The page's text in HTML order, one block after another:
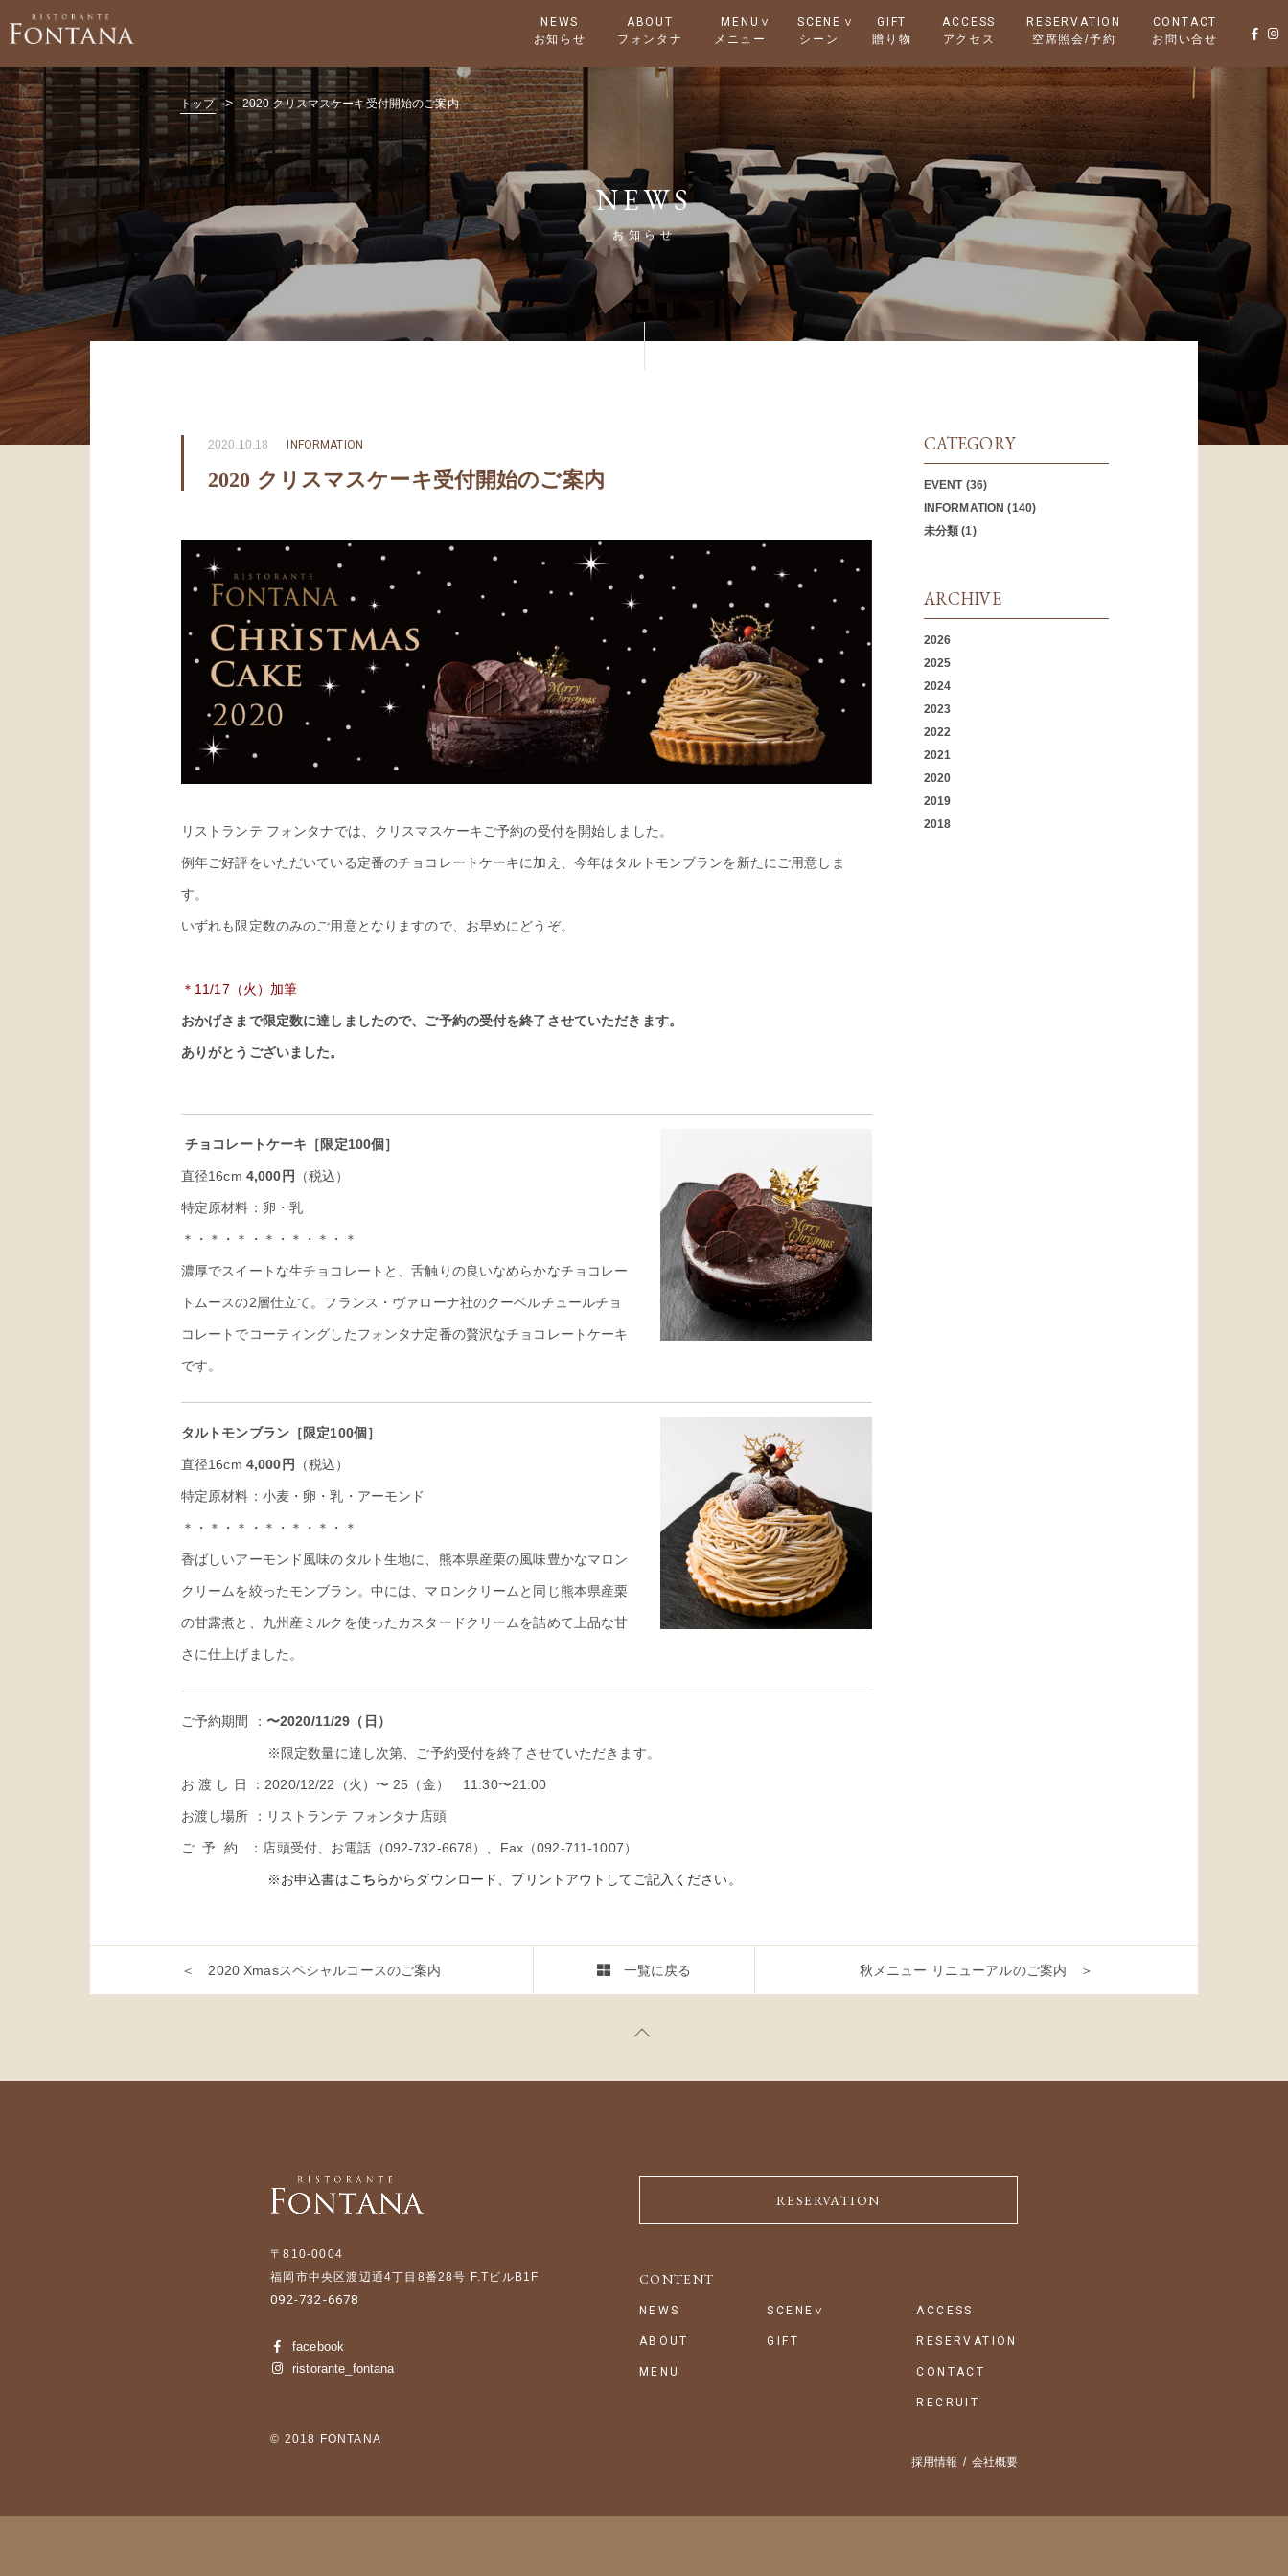
NEWS ABOUT MENU SCENE GIFT ACCESS RESERVATION CONTACT
トップ > 2020 クリスマスケーキ受付開始のご案内
NEWS
2020.10.18 INFORMATION
2020 クリスマスケーキ受付開始のご案内
リストランテ フォンタナでは、クリスマスケーキご予約の受付を開始しました。
例年ご好評をいただいている定番のチョコレートケーキに加え、今年はタルトモンブランを新たにご用意しま
す。
いずれも限定数のみのご用意となりますので、お早めにどうぞ。
＊11/17（火）加筆
おかげさまで限定数に達しましたので、ご予約の受付を終了させていただきます。
ありがとうございました。
チョコレートケーキ［限定100個］
直径16cm 4,000 円 （税込）
特定原材料：卵・乳
＊・＊・＊・＊・＊・＊・＊
濃厚でスイートな生チョコレートと、舌触りの良いなめらかなチョコレー
トムースの2層仕立て。フランス・ヴァローナ社のクーベルチュールチョ
コレートでコーティングしたフォンタナ定番の贅沢なチョコレートケーキ
です。
タルトモンブラン［限定100個］
直径16cm 4,000 円 （税込）
特定原材料：小麦・卵・乳・アーモンド
＊・＊・＊・＊・＊・＊・＊
香ばしいアーモンド風味のタルト生地に、熊本県産栗の風味豊かなマロン
クリームを絞ったモンブラン。中には、マロンクリームと同じ熊本県産栗
の甘露煮と、九州産ミルクを使ったカスタードクリームを詰めて上品な甘
さに仕上げました。
ご予約期間 ： 〜2020/11/29（日）
※限定数量に達し次第、ご予約受付を終了させていただきます。
お 渡 し 日 ：2020/12/22（火）〜 25（金） 11:30〜21:00
お渡し場所 ：リストランテ フォンタナ店頭
ご 予 約 ：店頭受付、お電話（092-732-6678）、Fax（092-711-1007）
※お申込書はこちらからダウンロード、プリントアウトしてご記入ください。
CATEGORY
EVENT(36)
INFORMATION (140)
未分類 (1)
ARCHIVE
2026
2025
2024
2023
2022
2021
2020
2019
2018
＜ 2020 Xmasスペシャルコースのご案内 一覧に戻る 秋メニュー リニューアルのご案内 ＞
〒810-0004
福岡市中央区渡辺通4丁目8番28号 F.TビルB1F
092-732-6678
facebook
ristorante_fontana
© 2018 FONTANA
RESERVATION
CONTENT
NEWS
ABOUT
MENU
SCENE
GIFT
ACCESS
RESERVATION
CONTACT
RECRUIT
採用情報 会社概要